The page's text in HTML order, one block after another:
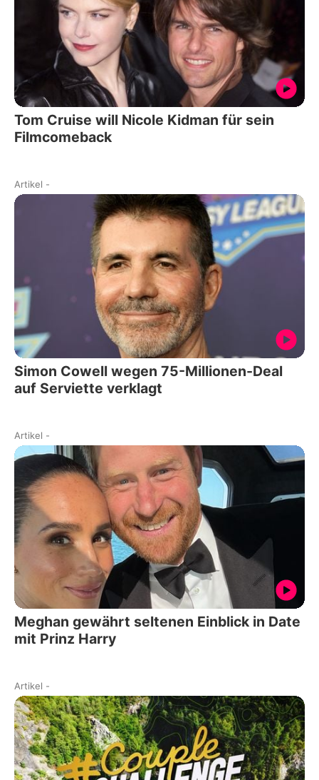
Tom Cruise will Nicole Kidman für sein
Filmcomeback
Artikel -
Simon Cowell wegen 75-Millionen-Deal
auf Serviette verklagt
Artikel -
Meghan gewährt seltenen Einblick in Date
mit Prinz Harry
Artikel -